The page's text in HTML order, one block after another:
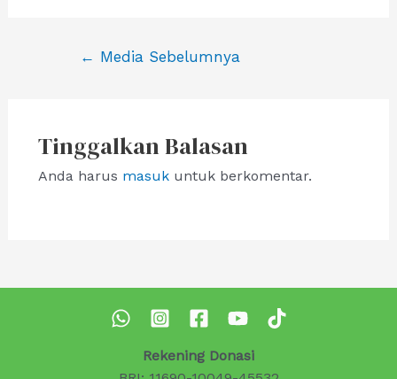
Navigasi
← Media Sebelumnya
Tinggalkan Balasan
Anda harus masukuntuk berkomentar.
Rekening Donasi